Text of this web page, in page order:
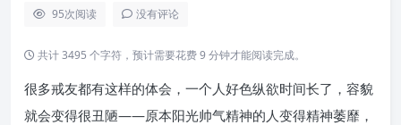
95次阅读 没有评论
共计 3495 个字符，预计需要花费 9 分钟才能阅读完成。
很多戒友都有这样的体会，一个人好色纵欲时间长了，容貌
就会变得很丑陋——原本阳光帅气精神的人变得精神萎靡，